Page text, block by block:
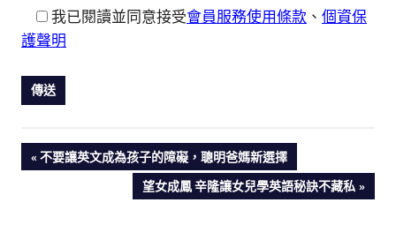
我已閱讀並同意接受會員服務使用條款 、 個資保
護聲明
文
PREVIOUS
不要讓英文成為孩子的障礙，聰明爸媽新選擇
NEXT
望女成鳳 辛隆讓女兒學英語秘訣不藏私